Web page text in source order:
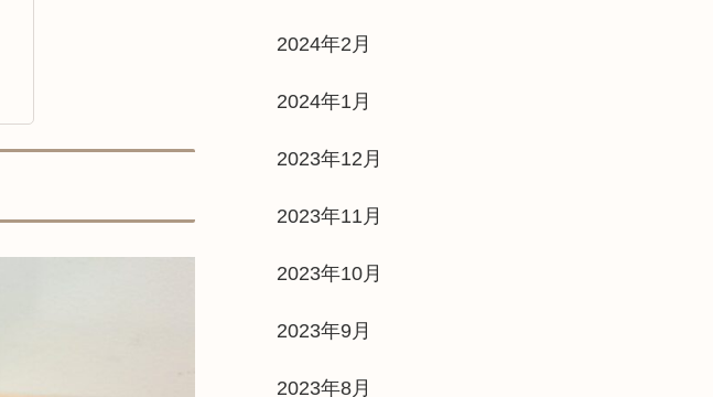
2024年2月
2024年1月
2023年12月
2023年11月
2023年10月
2023年9月
2023年8月